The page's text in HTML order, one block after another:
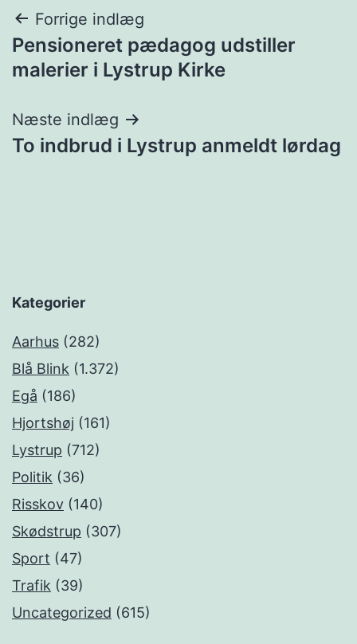
Indlægsnavigation
Forrige indlæg
Pensioneret pædagog udstiller
malerier i Lystrup Kirke
Næste indlæg
To indbrud i Lystrup anmeldt lørdag
Kategorier
Aarhus (282)
Blå Blink (1.372)
Egå (186)
Hjortshøj (161)
Lystrup (712)
Politik (36)
Risskov (140)
Skødstrup (307)
Sport (47)
Trafik (39)
Uncategorized (615)